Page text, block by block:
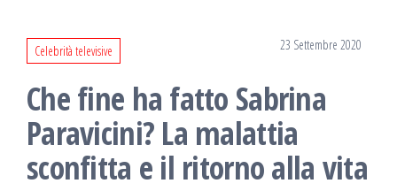
Celebrità televisive 23 Settembre 2020
Che fine ha fatto Sabrina
Paravicini? La malattia
sconfitta e il ritorno alla vita